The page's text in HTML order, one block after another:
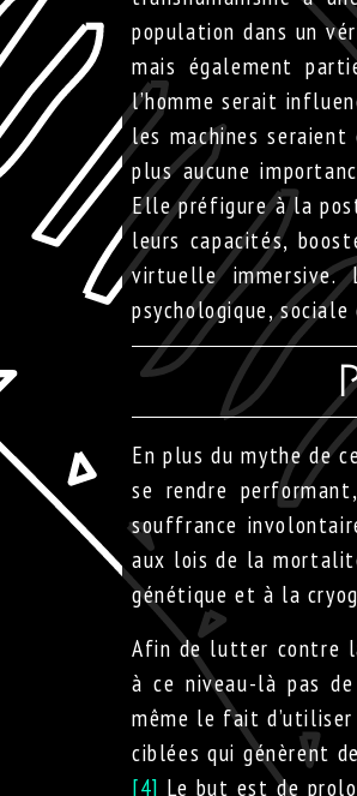
population dans un
mais également
l’homme serait
les machines
plus aucune
Elle préfigure à la
leurs capacités,
virtuelle immersive.
psychologique,
En plus du mythe de
se rendre
souffrance
aux lois de la
génétique et à la
Afin de lutter contre
à ce niveau-là pas
même le fait
ciblées qui génèrent
[4] Le but est de